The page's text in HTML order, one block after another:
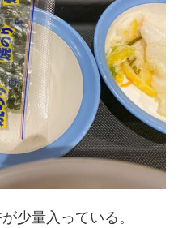
少量入っている。